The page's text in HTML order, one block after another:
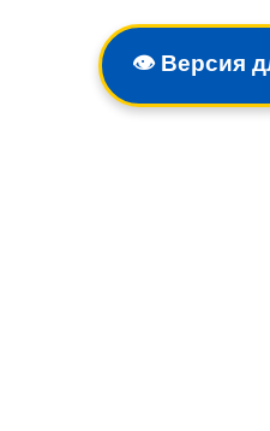
👁️ Версия